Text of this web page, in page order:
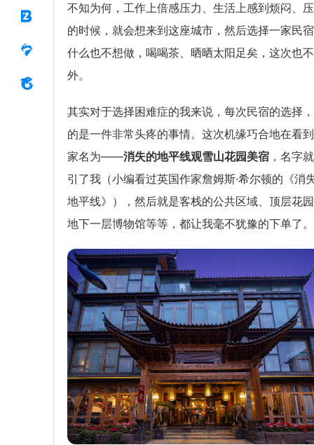
不知为何，工作上倍感压力、生活上感到烦闷、
的时候，就会想来到这座城市，然后选择一家民
什么也不想做，喝喝茶、晒晒太阳足矣，这次也
外。
其实对于选择困难症的我来说，每次民宿的选择
的是一件非常头疼的事情。这次机缘巧合地在看
家名为——消失的地平线观雪山花园美宿 ，名字
引了我（小编看过英国作家詹姆斯·希尔顿的《消
地平线》），然后就是客栈的公共区域、顶层花
地下一层博物馆等等，都让我毫不犹豫的下单了。